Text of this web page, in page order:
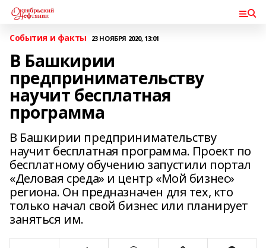
События и факты 23 НОЯБРЯ 2020, 13:01
В Башкирии
предпринимательству
научит бесплатная
программа
В Башкирии предпринимательству
научит бесплатная программа. Проект по
бесплатному обучению запустили портал
«Деловая среда» и центр «Мой бизнес»
региона. Он предназначен для тех, кто
только начал свой бизнес или планирует
заняться им.